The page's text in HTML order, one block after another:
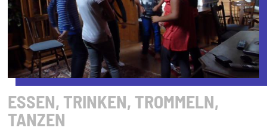
ESSEN, TRINKEN, TROMMELN,
TANZEN